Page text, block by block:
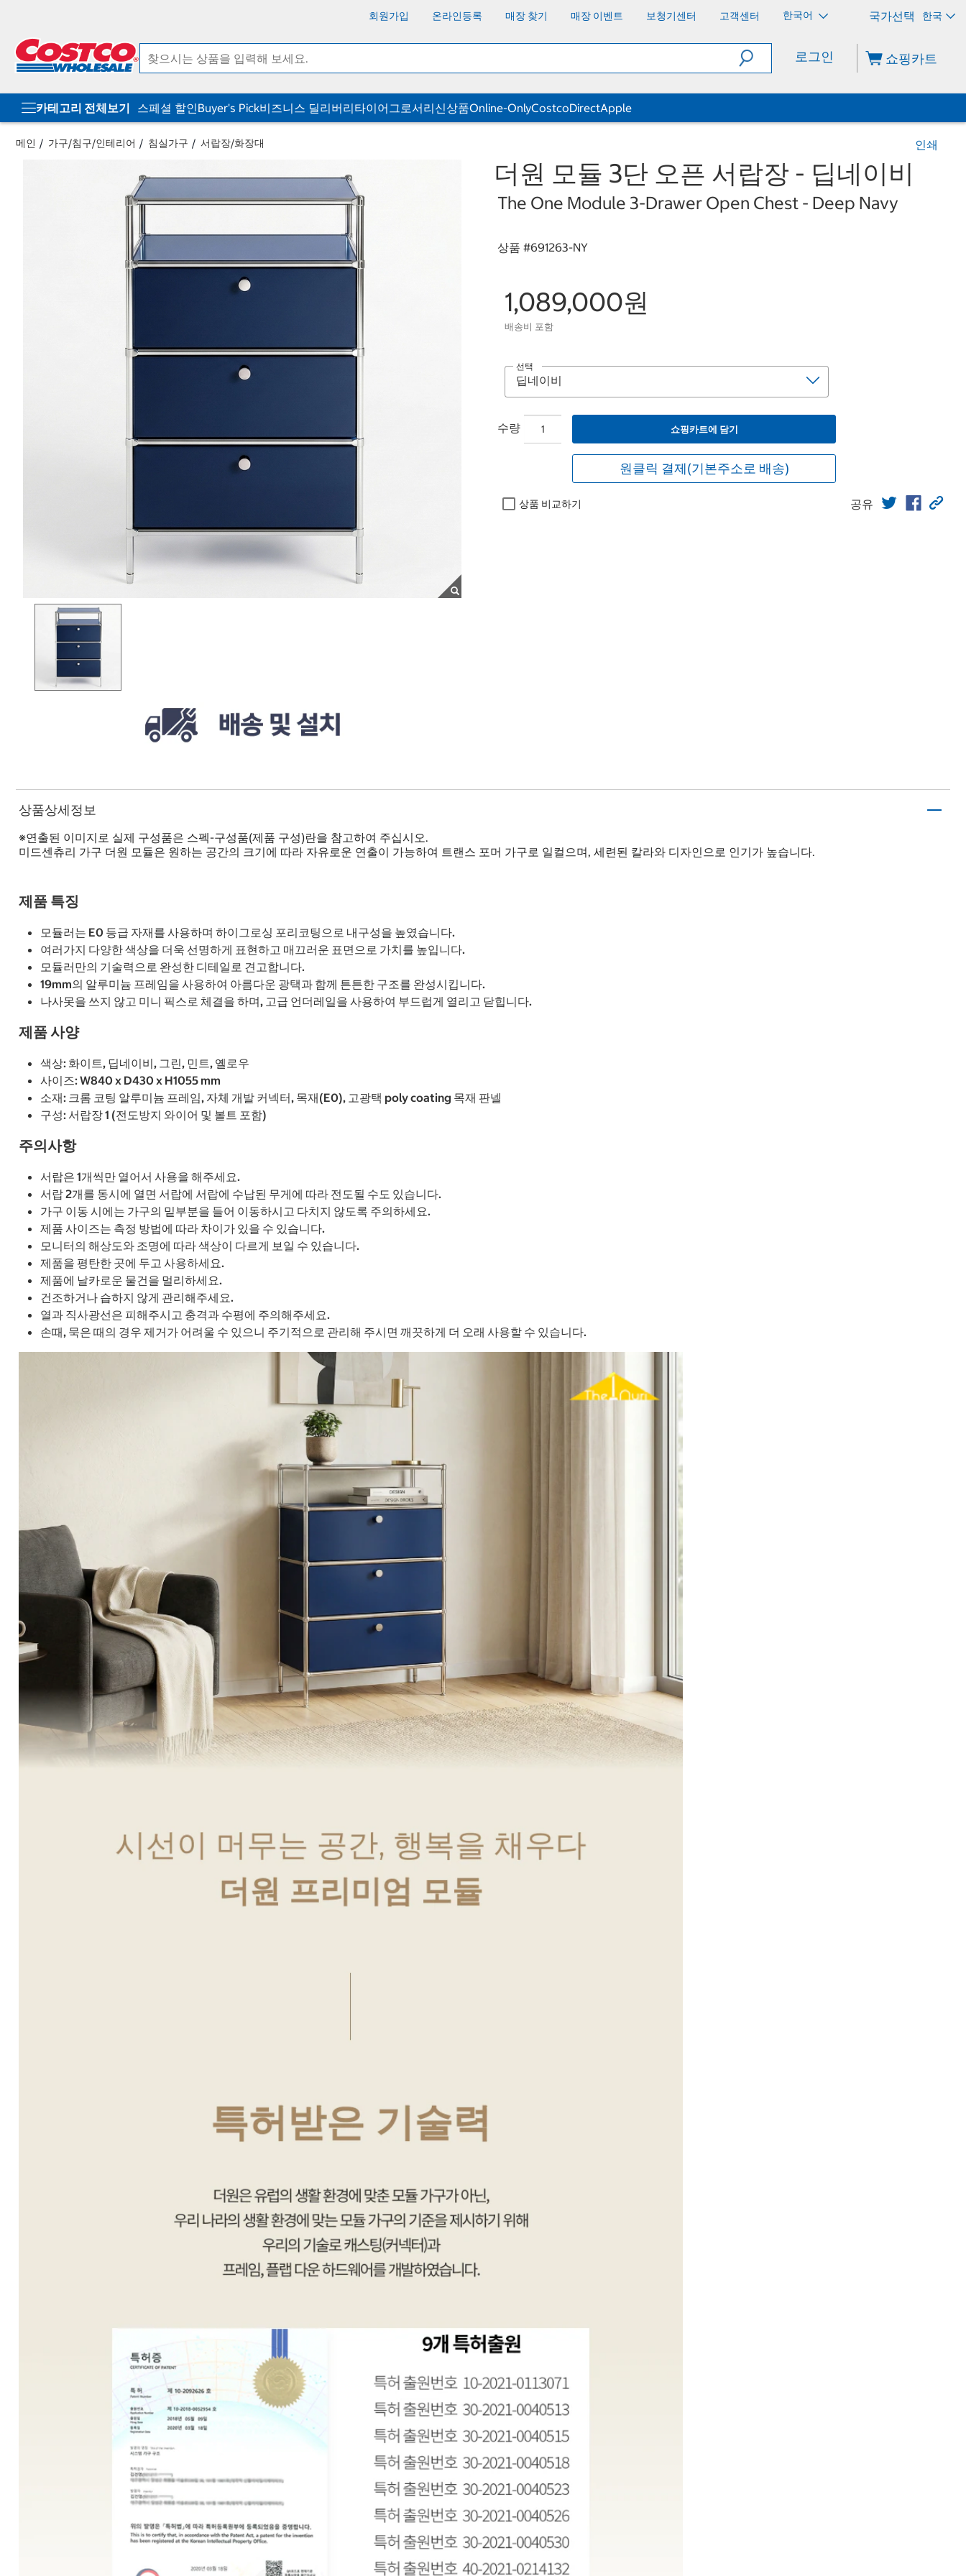
회원가입 온라인등록 매장 찾기 매장 이벤트 보청기센터 고객센터 한국어 한국
로그인 쇼핑카트
카테고리 전체보기 스페셜 할인Buyer's Pick비즈니스 딜리버리타이어그로서리신상품Online-OnlyCostcoDirectApple
메인 가구/침구/인테리어 침실가구 서랍장/화장대 인쇄
더원 모듈 3단 오픈 서랍장 - 딥네이비
The One Module 3-Drawer Open Chest - Deep Navy
상품 #691263-NY
1,089,000원
배송비 포함
선택
수량 쇼핑카트에 담기
원클릭 결제(기본주소로 배송)
상품 비교하기 공유
상품상세정보
※연출된 이미지로 실제 구성품은 스펙-구성품(제품 구성)란을 참고하여 주십시오.
미드센츄리 가구 더원 모듈은 원하는 공간의 크기에 따라 자유로운 연출이 가능하여 트랜스 포머 가구로 일컬으며, 세련된 칼라와 디자인으로 인기가 높습니다.
제품 특징
모듈러는 E0 등급 자재를 사용하며 하이그로싱 포리코팅으로 내구성을 높였습니다.
여러가지 다양한 색상을 더욱 선명하게 표현하고 매끄러운 표면으로 가치를 높입니다.
모듈러만의 기술력으로 완성한 디테일로 견고합니다.
19mm의 알루미늄 프레임을 사용하여 아름다운 광택과 함께 튼튼한 구조를 완성시킵니다.
나사못을 쓰지 않고 미니 픽스로 체결을 하며, 고급 언더레일을 사용하여 부드럽게 열리고 닫힙니다.
제품 사양
색상: 화이트, 딥네이비, 그린, 민트, 옐로우
사이즈: W840 x D430 x H1055 mm
소재: 크롬 코팅 알루미늄 프레임, 자체 개발 커넥터, 목재(E0), 고광택 poly coating 목재 판넬
구성: 서랍장 1 (전도방지 와이어 및 볼트 포함)
주의사항
서랍은 1개씩만 열어서 사용을 해주세요.
서랍 2개를 동시에 열면 서랍에 서랍에 수납된 무게에 따라 전도될 수도 있습니다.
가구 이동 시에는 가구의 밑부분을 들어 이동하시고 다치지 않도록 주의하세요.
제품 사이즈는 측정 방법에 따라 차이가 있을 수 있습니다.
모니터의 해상도와 조명에 따라 색상이 다르게 보일 수 있습니다.
제품을 평탄한 곳에 두고 사용하세요.
제품에 날카로운 물건을 멀리하세요.
건조하거나 습하지 않게 관리해주세요.
열과 직사광선은 피해주시고 충격과 수평에 주의해주세요.
손때, 묵은 때의 경우 제거가 어려울 수 있으니 주기적으로 관리해 주시면 깨끗하게 더 오래 사용할 수 있습니다.